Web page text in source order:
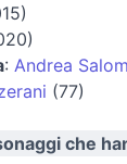
: Andrea
(77)
che